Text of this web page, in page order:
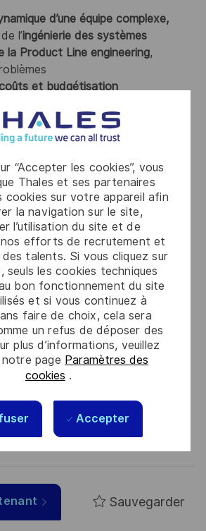
“Accepter les cookies”, vous
Thales et ses partenaires
cookies sur votre appareil afin
la navigation sur le site,
l’utilisation du site et de
efforts de recrutement et
talents. Si vous cliquez sur
seuls les cookies techniques
bon fonctionnement du site
et si vous continuez à
faire de choix, cela sera
un refus de déposer des
plus d’informations, veuillez
page Paramètres des
cookies .
Accepter
d’une équipe complexe,
l’ingénierie des systèmes
la Product Line engineering,
et budgétisation
rigueur, sens de l’organisation et
atouts que l’on vous reconnait ?
pour vous !
Handi-Engagée, reconnait
diversité est notre meilleur
rejoignez nous !
nécessiter d'accéder à des
du secret de la défense
retenue fera l'objet d'une
conformément aux
R.2311-1 et suivants du
et de l’IGI 1300 SGDSN/PSE
Sauvegarder